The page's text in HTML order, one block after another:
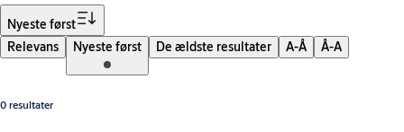
Nyeste først
Relevans
Nyeste først De ældste resultater A-Å Å-A
0 resultater